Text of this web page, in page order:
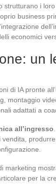
strutturano i
business
economici
un
di IA pronte
montaggio
adattati a
all’ingresso
marketing
per la